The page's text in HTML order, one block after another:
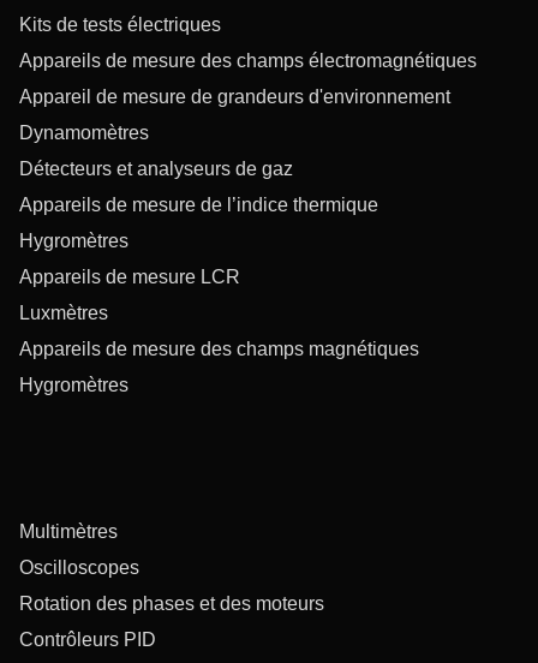
Kits de tests électriques
Appareils de mesure des champs électromagnétiques
Appareil de mesure de grandeurs d'environnement
Dynamomètres
Détecteurs et analyseurs de gaz
Appareils de mesure de l’indice thermique
Hygromètres
Appareils de mesure LCR
Luxmètres
Appareils de mesure des champs magnétiques
Hygromètres
Multimètres
Oscilloscopes
Rotation des phases et des moteurs
Contrôleurs PID